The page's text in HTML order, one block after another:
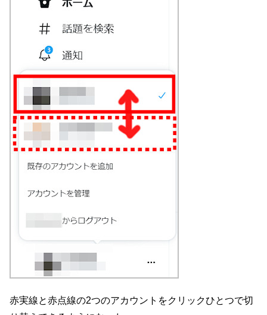
赤実線と赤点線の2つのアカウントをクリックひとつで切